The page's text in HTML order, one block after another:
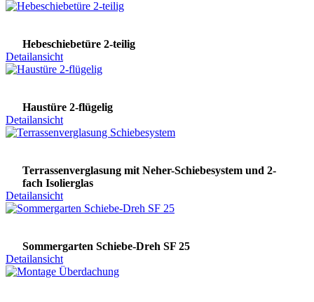
Hebeschiebetüre 2-teilig
Detailansicht
Haustüre 2-flügelig
Detailansicht
Terrassenverglasung mit Neher-Schiebesystem und 2-
fach Isolierglas
Detailansicht
Sommergarten Schiebe-Dreh SF 25
Detailansicht